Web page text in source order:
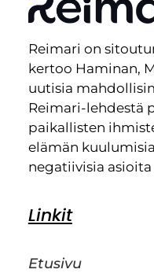
Reimari on
kertoo Haminan,
uutisia
Reimari-lehdestä
paikallisten
elämän
negatiivisia
Linkit
Etusivu